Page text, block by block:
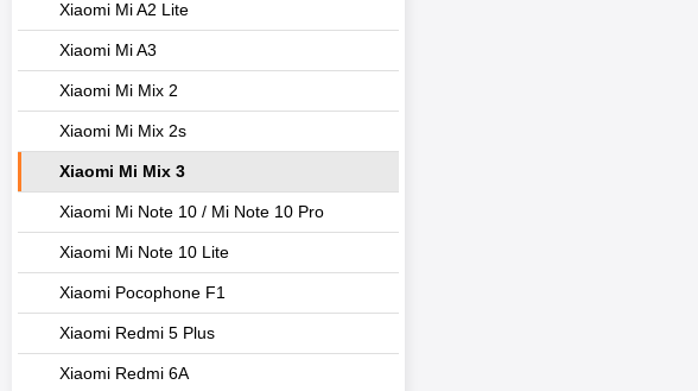
Xiaomi Mi A2 Lite
Xiaomi Mi A3
Xiaomi Mi Mix 2
Xiaomi Mi Mix 2s
Xiaomi Mi Mix 3
Xiaomi Mi Note 10 / Mi Note 10 Pro
Xiaomi Mi Note 10 Lite
Xiaomi Pocophone F1
Xiaomi Redmi 5 Plus
Xiaomi Redmi 6A